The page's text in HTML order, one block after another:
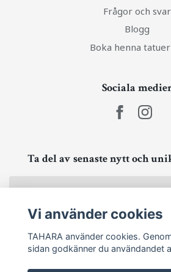
Frågor och svar
Blogg
Boka henna
Sociala
Ta del av senaste nytt och
Vi använder cookies
TAHARA använder cookies.
sidan godkänner du användandet